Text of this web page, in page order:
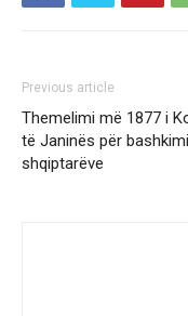
Previous article
Themelimi më 1877 i
të Janinës për
shqiptarëve